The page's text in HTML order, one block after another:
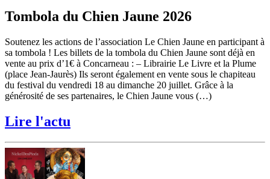
Tombola du Chien Jaune 2026
Soutenez les actions de l’association Le Chien Jaune en participant à
sa tombola ! Les billets de la tombola du Chien Jaune sont déjà en
vente au prix d’1€ à Concarneau : – Librairie Le Livre et la Plume
(place Jean-Jaurès) Ils seront également en vente sous le chapiteau
du festival du vendredi 18 au dimanche 20 juillet. Grâce à la
générosité de ses partenaires, le Chien Jaune vous (…)
Lire l'actu